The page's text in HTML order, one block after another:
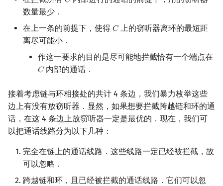
数量最少．
在上一条的前提下，使得 𝐶
C 上的窃听器离环的最短距
离尽可能小．
作这一要求的目的是尽可能地拦截恰有一个端点在
𝐶
C 内部的通话．
接着考虑链与环相接处的共计 4 条边，我们暴力枚举这些
边上有没有放窃听器．显然，如果想要拦截跨越链和环的通
话，在这 4 条边上放窃听器一定是最优的．现在，我们可
以把通话线路分为以下几种：
完全在链上的通话线路．这些线路一定已经被拦截，故
可以忽略．
跨越链和环，且已经被拦截的通话线路．它们可以忽